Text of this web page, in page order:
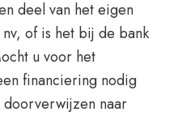
deel van het eigen
of is het bij de bank
u voor het
financiering nodig
doorverwijzen naar